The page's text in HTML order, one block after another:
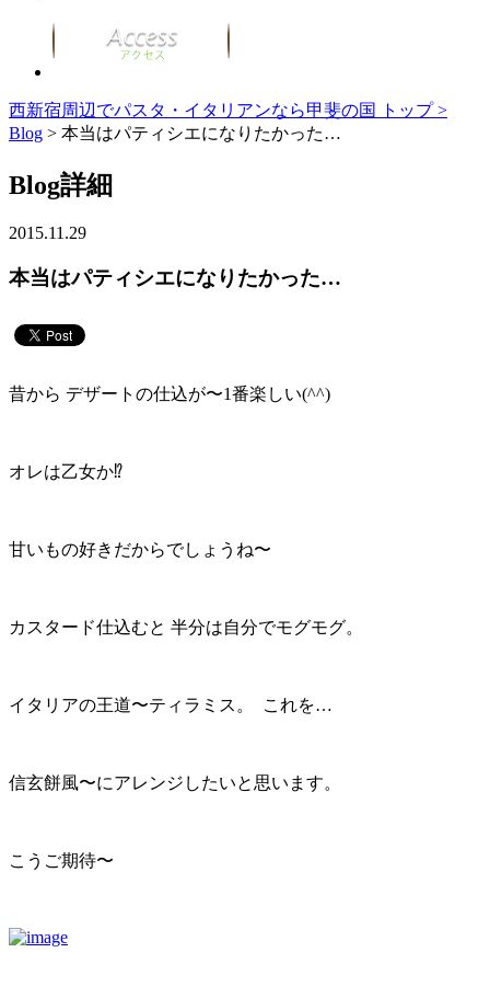
西新宿周辺でパスタ・イタリアンなら甲斐の国 トップ >
Blog > 本当はパティシエになりたかった…
Blog詳細
2015.11.29
本当はパティシエになりたかった…
昔から デザートの仕込が〜1番楽しい(^^)
オレは乙女か⁉︎
甘いもの好きだからでしょうね〜
カスタード仕込むと 半分は自分でモグモグ。
イタリアの王道〜ティラミス。 これを…
信玄餅風〜にアレンジしたいと思います。
こうご期待〜